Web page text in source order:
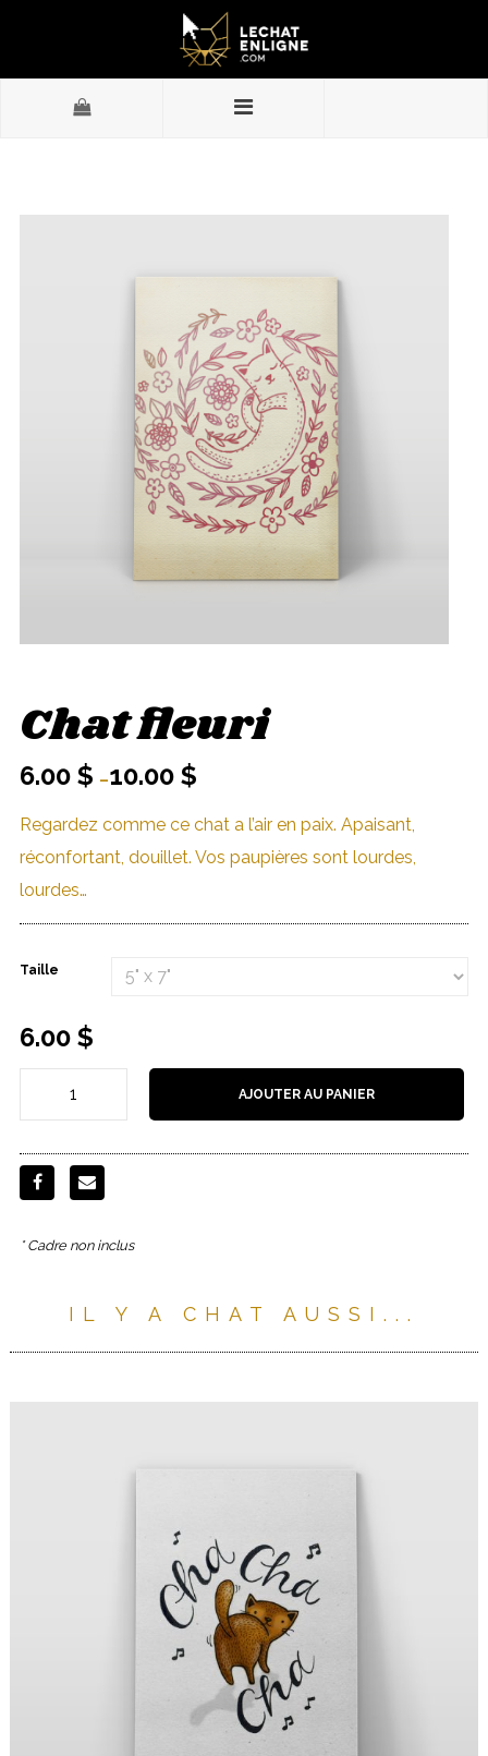
Chat fleuri
6.00 $ –10.00 $
Regardez comme ce chat a l’air en paix. Apaisant,
réconfortant, douillet. Vos paupières sont lourdes,
lourdes…
Taille
6.00 $
AJOUTER AU PANIER
* Cadre non inclus
IL Y A CHAT AUSSI...